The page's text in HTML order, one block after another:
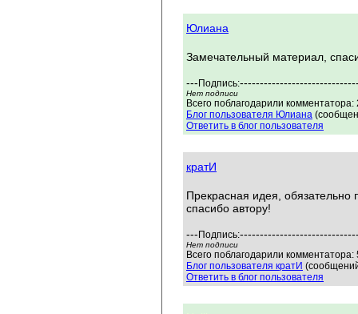
Юлиана
Замечательный материал,
--- Подпись:
Нет подписи
Всего поблагодарили
Блог пользователя Юлиана
Ответить в блог пользователя
кратИ
Прекрасная идея,
спасибо автору!
--- Подпись:
Нет подписи
Всего поблагодарили
Блог пользователя кратИ
Ответить в блог пользователя